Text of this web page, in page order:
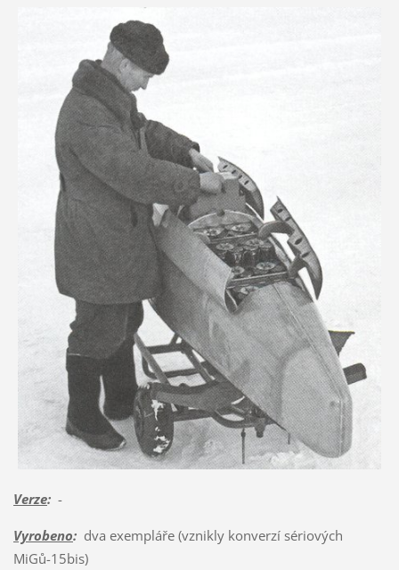
Verze:-
Vyrobeno:dva exempláře (vznikly konverzí sériových
MiGů-15bis)